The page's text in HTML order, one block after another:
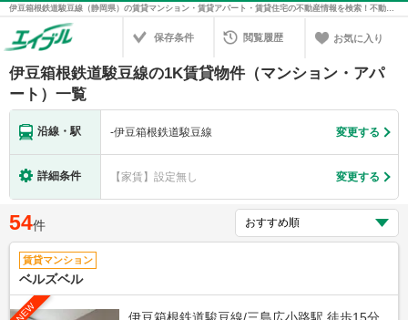
伊豆箱根鉄道駿豆線（静岡県）の賃貸マンション・賃貸アパート・賃貸住宅の不動産情報を検索！不動産賃貸の物件探しは、お部屋探しのエイブル
保存条件 閲覧履歴 お気に入り
伊豆箱根鉄道駿豆線の1K賃貸物件（マンション・アパ
ート）一覧
沿線・駅 -伊豆箱根鉄道駿豆線 変更する
詳細条件 【家賃】設定無し 変更する
54件
賃貸マンション
ベルズベル
NEW